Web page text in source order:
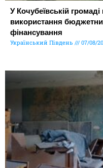
У Кочубеївській
використання
фінансування
Український Південь 07/08/